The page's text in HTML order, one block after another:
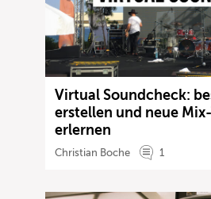
Virtual Soundcheck:
erstellen und neue
erlernen
Christian Boche 1